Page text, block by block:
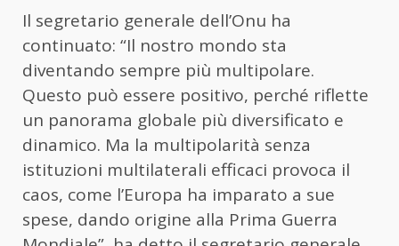
Il segretario generale dell’Onu ha
continuato: “Il nostro mondo sta
diventando sempre più multipolare.
Questo può essere positivo, perché riflette
un panorama globale più diversificato e
dinamico. Ma la multipolarità senza
istituzioni multilaterali efficaci provoca il
caos, come l’Europa ha imparato a sue
spese, dando origine alla Prima Guerra